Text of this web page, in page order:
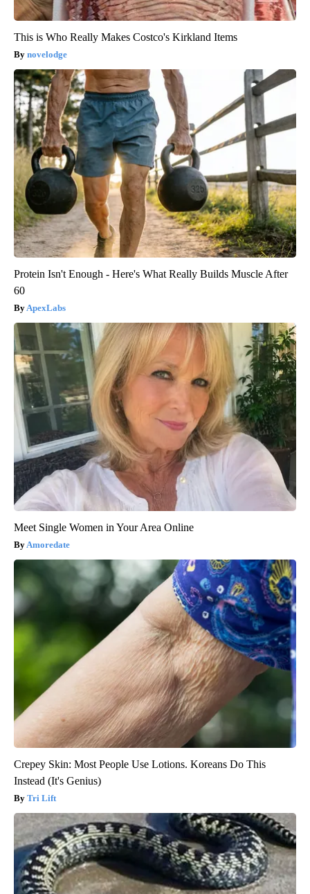
This is Who Really Makes Costco's Kirkland Items
novelodge
Protein Isn't Enough - Here's What Really Builds Muscle After
60
ApexLabs
Meet Single Women in Your Area Online
Amoredate
Crepey Skin: Most People Use Lotions. Koreans Do This
Instead (It's Genius)
Tri Lift